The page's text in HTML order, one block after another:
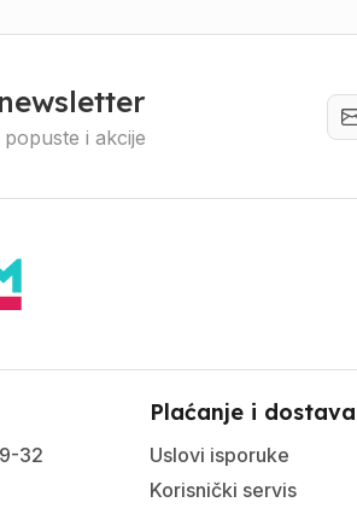
i akcije
32
Plaćanje i dostava
Uslovi isporuke
Korisnički servis